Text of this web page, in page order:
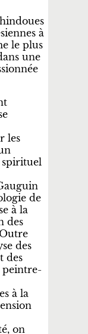
hindoues
à
le plus
une
les
de
à la
des
des
des
peintre-
à la
on